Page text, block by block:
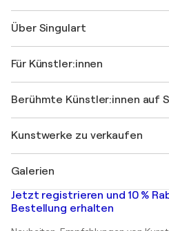
Versand
Einen Gutschein verschenken
Werden Sie Mitglied unseres
Ihr Konto
+49 30 31196995
Über Singulart
FAQ
Singulart-Magazin
Jobs
Entdecken Sie kuratierte
Für Künstler:innen
Als Künstler anmelden
Berühmte Künstler:innen auf
Marc Chagall
Banksy
Mr. Brainwash
Shepard Fairey
Kunstwerke zu verkaufen
Abstrakte Gemälde zu
Landschaftsgemälde
Drucke
Galerien
Kunstgalerien in Deutschland
Kunstgalerien in Schweiz
Jetzt registrieren und 10 %
Bestellung erhalten